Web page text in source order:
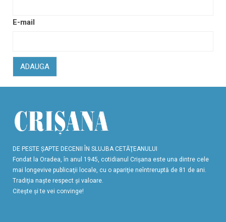
E-mail
ADAUGA
DE PESTE ŞAPTE DECENII ÎN SLUJBA CETĂŢEANULUI
Fondat la Oradea, în anul 1945, cotidianul Crişana este una dintre cele
mai longevive publicaţii locale, cu o apariţie neîntreruptă de 81 de ani.
Tradiţia naşte respect şi valoare.
Citeşte şi te vei convinge!